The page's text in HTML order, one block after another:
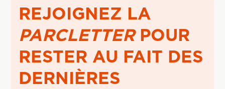
REJOIGNEZ LA
PARCLETTERPOUR
RESTER AU FAIT DES
DERNIÈRES